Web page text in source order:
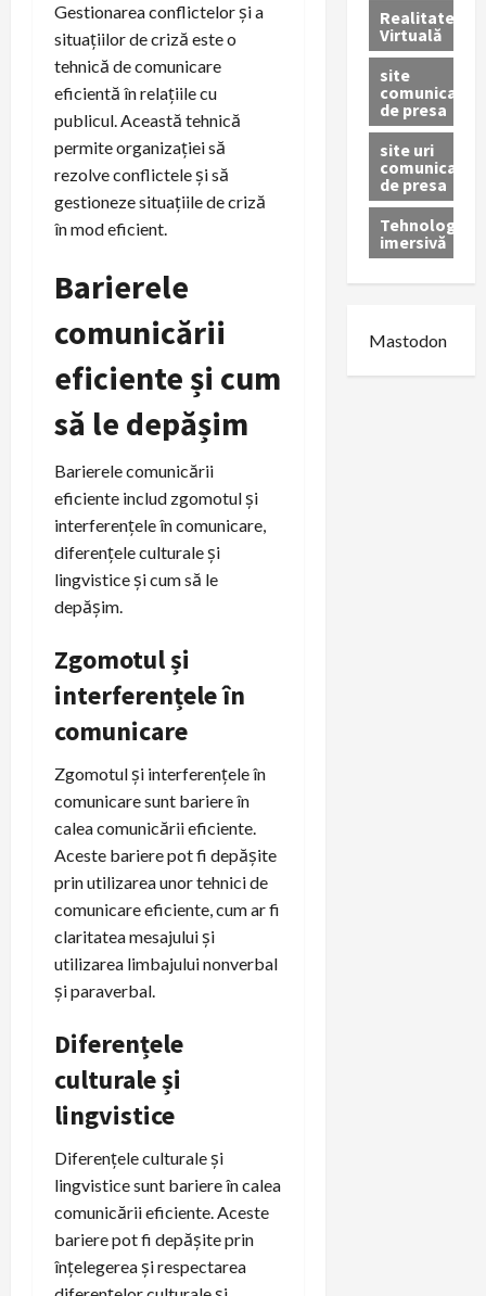
Gestionarea conflictelor și a
situațiilor de criză este o
tehnică de comunicare
eficientă în relațiile cu
publicul. Această tehnică
permite organizației să
rezolve conflictele și să
gestioneze situațiile de criză
în mod eficient.
Barierele
comunicării
eficiente și cum
să le depășim
Barierele comunicării
eficiente includ zgomotul și
interferențele în comunicare,
diferențele culturale și
lingvistice și cum să le
depășim.
Zgomotul și
interferențele în
comunicare
Zgomotul și interferențele în
comunicare sunt bariere în
calea comunicării eficiente.
Aceste bariere pot fi depășite
prin utilizarea unor tehnici de
comunicare eficiente, cum ar fi
claritatea mesajului și
utilizarea limbajului nonverbal
și paraverbal.
Diferențele
culturale și
lingvistice
Diferențele culturale și
lingvistice sunt bariere în calea
comunicării eficiente. Aceste
bariere pot fi depășite prin
înțelegerea și respectarea
Realitatea
Virtuală
site
comunicate
de presa
site uri
comunicate
de presa
Tehnologie
imersivă
Mastodon